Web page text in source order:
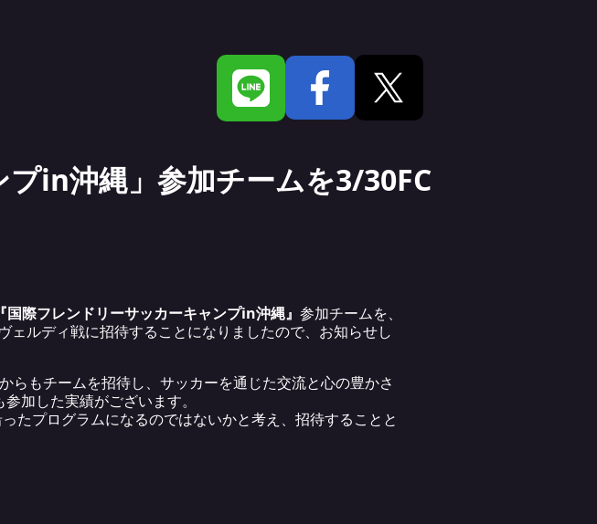
プin沖縄」参加チームを3/30FC
『国際フレンドリーサッカーキャンプin沖縄』 参加チームを、
ルディ戦に招待することになりましたので、お知らせし
もチームを招待し、サッカーを通じた交流と心の豊かさ
加した実績がございます。
たプログラムになるのではないかと考え、招待することと